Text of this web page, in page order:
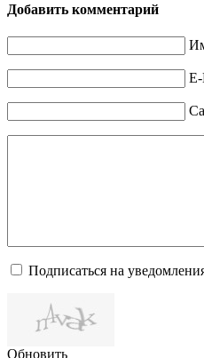
Добавить комментарий
E-
Подписаться на
Обновить